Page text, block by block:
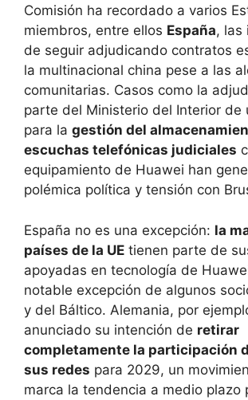
Comisión ha recordado a varios
miembros, entre ellos España, las
de seguir adjudicando contratos
la multinacional china pese a las
comunitarias. Casos como la
parte del Ministerio del Interior de
para la gestión del
escuchas telefónicas judiciales
equipamiento de Huawei han
polémica política y tensión con
España no es una excepción: la
países de la UE tienen parte de
apoyadas en tecnología de
notable excepción de algunos
y del Báltico. Alemania, por
anunciado su intención de retirar
completamente la participación
sus redes para 2029, un
marca la tendencia a medio plazo